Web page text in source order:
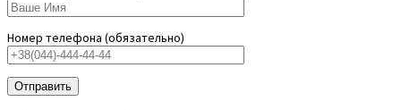
Номер телефона (обязательно)